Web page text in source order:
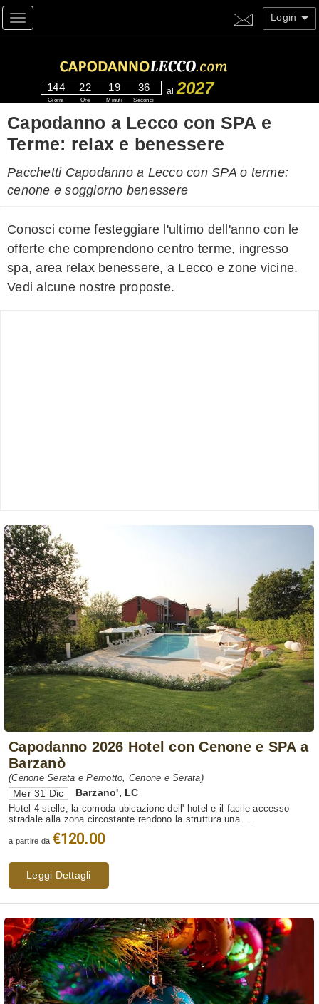
Toggle navigation Login
144
Giorni
22
Ore
19
Minuti
35
Secondi
al 2027
Capodanno a Lecco con SPA e
Terme: relax e benessere
Pacchetti Capodanno a Lecco con SPA o terme:
cenone e soggiorno benessere
Conosci come festeggiare l'ultimo dell'anno con le
offerte che comprendono centro terme, ingresso
spa, area relax benessere, a Lecco e zone vicine.
Vedi alcune nostre proposte.
Capodanno 2026 Hotel con Cenone e SPA a
Barzanò
(Cenone Serata e Pernotto, Cenone e Serata)
Mer 31 Dic Barzano', LC
Hotel 4 stelle, la comoda ubicazione dell' hotel e il facile accesso
stradale alla zona circostante rendono la struttura una ...
a partire da €120.00
Leggi Dettagli